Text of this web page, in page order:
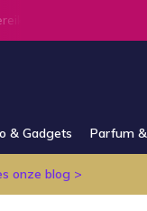
via E-mail en
& Gadgets Parfum
onze blog >